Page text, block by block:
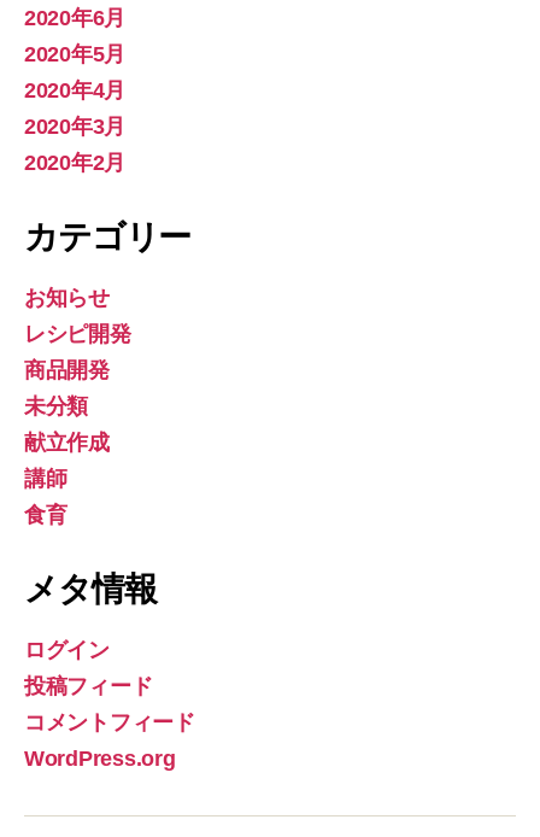
2020年6月
2020年5月
2020年4月
2020年3月
2020年2月
カテゴリー
お知らせ
レシピ開発
商品開発
未分類
献立作成
講師
食育
メタ情報
ログイン
投稿フィード
コメントフィード
WordPress.org